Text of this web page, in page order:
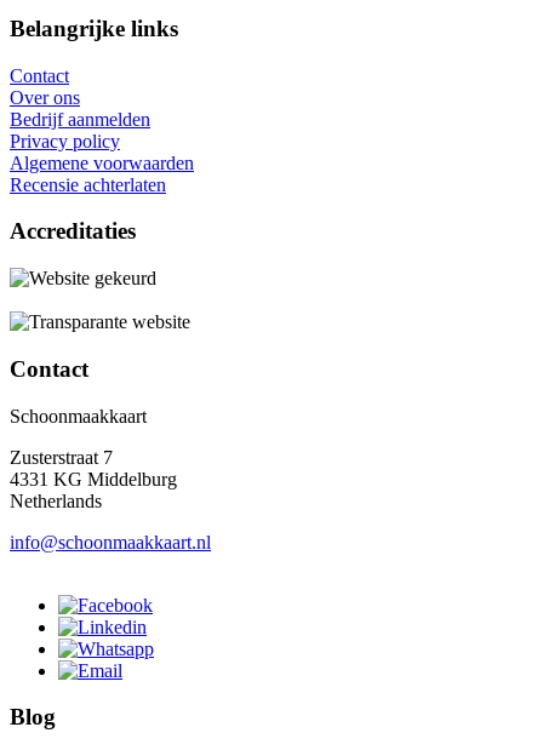
Belangrijke links
Contact
Over ons
Bedrijf aanmelden
Privacy policy
Algemene voorwaarden
Recensie achterlaten
Accreditaties
Contact
Schoonmaakkaart
Zusterstraat 7
4331 KG Middelburg
Netherlands
info@schoonmaakkaart.nl
Blog